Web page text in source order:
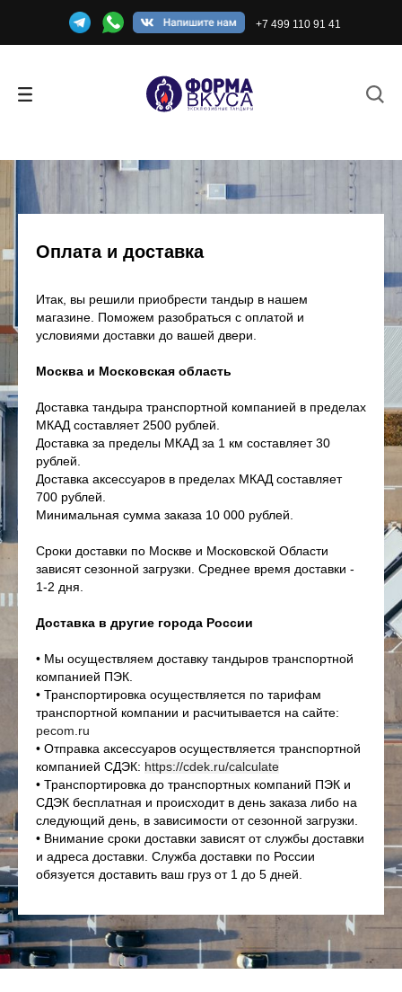
+7 499 110 91 41
Оплата и доставка
Итак, вы решили приобрести тандыр в нашем
магазине. Поможем разобраться с оплатой и
условиями доставки до вашей двери.
Москва и Московская область
Доставка тандыра транспортной компанией в пределах
МКАД составляет 2500 рублей.
Доставка за пределы МКАД за 1 км составляет 30
рублей.
Доставка аксессуаров в пределах МКАД составляет
700 рублей.
Минимальная сумма заказа 10 000 рублей.
Сроки доставки по Москве и Московской Области
зависят сезонной загрузки. Среднее время доставки -
1-2 дня.
Доставка в другие города России
• Мы осуществляем доставку тандыров транспортной
компанией ПЭК.
• Транспортировка осуществляется по тарифам
транспортной компании и расчитывается на сайте:
pecom.ru
• Отправка аксессуаров осуществляется транспортной
компанией СДЭК: https://cdek.ru/calculate
• Транспортировка до транспортных компаний ПЭК и
СДЭК бесплатная и происходит в день заказа либо на
следующий день, в зависимости от сезонной загрузки.
• Внимание сроки доставки зависят от службы доставки
и адреса доставки. Служба доставки по России
обязуется доставить ваш груз от 1 до 5 дней.